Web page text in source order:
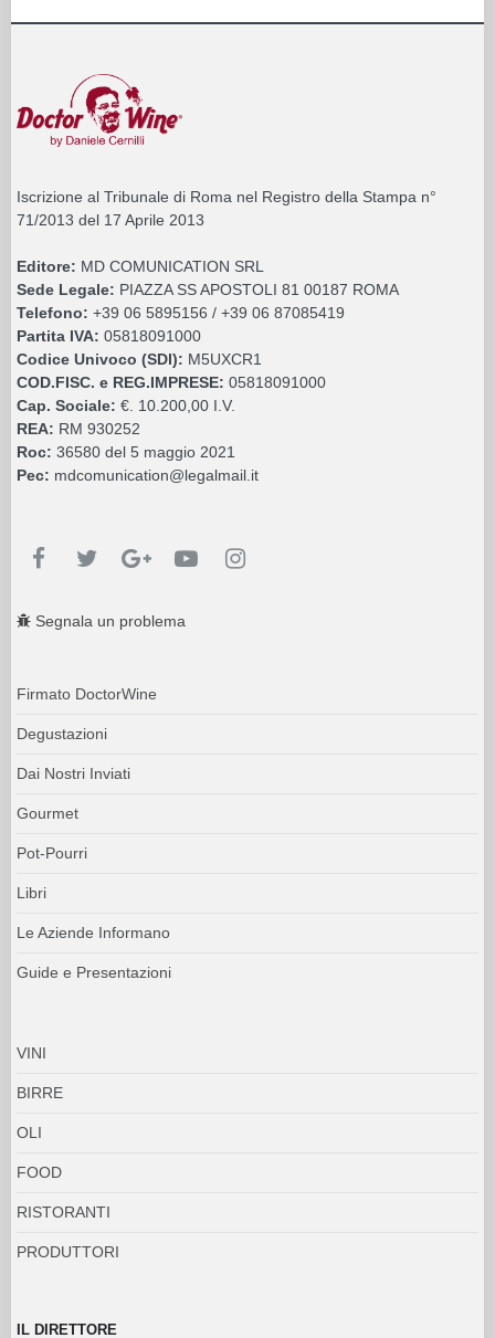
Iscrizione al Tribunale di Roma nel Registro della Stampa n°
71/2013 del 17 Aprile 2013
Editore: MD COMUNICATION SRL
Sede Legale: PIAZZA SS APOSTOLI 81 00187 ROMA
Telefono: +39 06 5895156 / +39 06 87085419
Partita IVA: 05818091000
Codice Univoco (SDI): M5UXCR1
COD.FISC. e REG.IMPRESE: 05818091000
Cap. Sociale: €. 10.200,00 I.V.
REA: RM 930252
Roc: 36580 del 5 maggio 2021
Pec: mdcomunication@legalmail.it
Segnala un problema
Firmato DoctorWine
Degustazioni
Dai Nostri Inviati
Gourmet
Pot-Pourri
Libri
Le Aziende Informano
Guide e Presentazioni
VINI
BIRRE
OLI
FOOD
RISTORANTI
PRODUTTORI
IL DIRETTORE